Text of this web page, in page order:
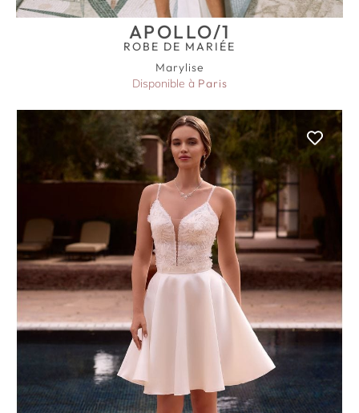
APOLLO/1
ROBE DE MARIÉE
Marylise
Disponible à Paris